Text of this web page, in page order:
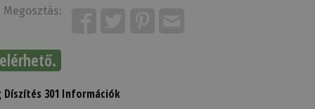
Megosztás:
301 Információk